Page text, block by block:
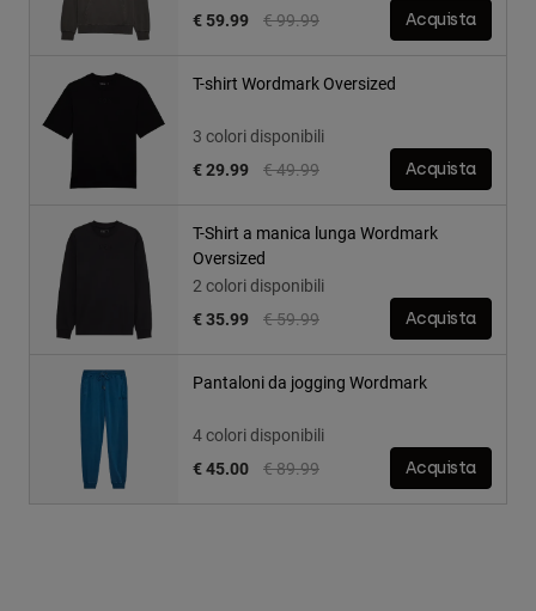
Price reduced from
€ 99.99to
€ 59.99 Acquista
T-shirt Wordmark Oversized
3 colori disponibili
Price reduced from
€ 49.99to
€ 29.99 Acquista
T-Shirt a manica lunga Wordmark
Oversized
2 colori disponibili
Price reduced from
€ 59.99to
€ 35.99 Acquista
Pantaloni da jogging Wordmark
4 colori disponibili
Price reduced from
€ 89.99to
€ 45.00 Acquista